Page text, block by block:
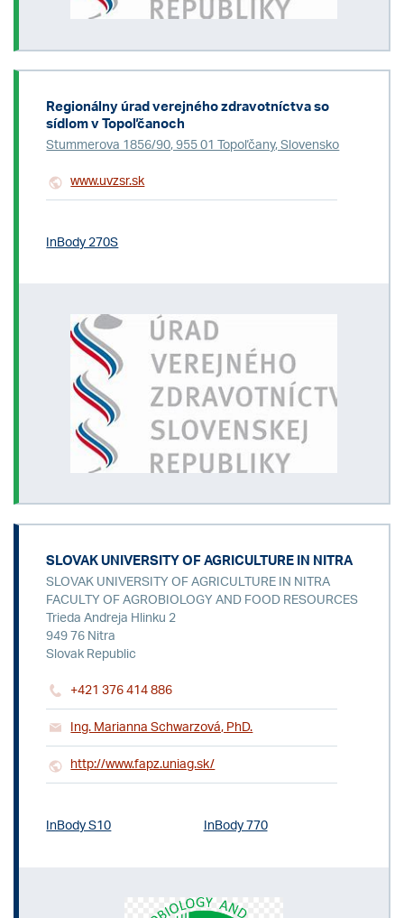
Regionálny úrad verejného zdravotníctva so
sídlom v Topoľčanoch
Stummerova 1856/90, 955 01 Topoľčany, Slovensko
www.uvzsr.sk
InBody 270S
SLOVAK UNIVERSITY OF AGRICULTURE IN NITRA
SLOVAK UNIVERSITY OF AGRICULTURE IN NITRA
FACULTY OF AGROBIOLOGY AND FOOD RESOURCES
Trieda Andreja Hlinku 2
949 76 Nitra
Slovak Republic
+421 376 414 886
Ing. Marianna Schwarzová, PhD.
http://www.fapz.uniag.sk/
InBody S10 InBody 770